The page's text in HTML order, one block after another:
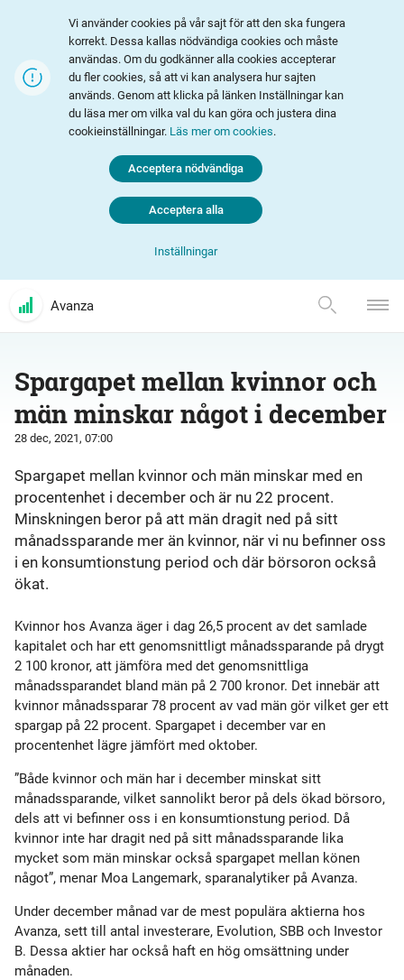
Vi använder cookies på vår sajt för att den ska fungera
korrekt. Dessa kallas nödvändiga cookies och måste
användas. Om du godkänner alla cookies accepterar
du fler cookies, så att vi kan analysera hur sajten
används. Genom att klicka på länken Inställningar kan
du läsa mer om vilka val du kan göra och justera dina
cookieinställningar. Läs mer om cookies.
Inställningar
Acceptera nödvändiga
Acceptera alla
Avanza
Spargapet mellan kvinnor och
män minskar något i december
28 dec, 2021, 07:00
Spargapet mellan kvinnor och män minskar med en
procentenhet i december och är nu 22 procent.
Minskningen beror på att män dragit ned på sitt
månadssparande mer än kvinnor, när vi nu befinner oss
i en konsumtionstung period och där börsoron också
ökat.
Kvinnor hos Avanza äger i dag 26,5 procent av det samlade
kapitalet och har ett genomsnittligt månadssparande på drygt
2 100 kronor, att jämföra med det genomsnittliga
månadssparandet bland män på 2 700 kronor. Det innebär att
kvinnor månadssparar 78 procent av vad män gör vilket ger ett
spargap på 22 procent. Spargapet i december var en
procentenhet lägre jämfört med oktober.
”Både kvinnor och män har i december minskat sitt
månadssparande, vilket sannolikt beror på dels ökad börsoro,
dels att vi befinner oss i en konsumtionstung period. Då
kvinnor inte har dragit ned på sitt månadssparande lika
mycket som män minskar också spargapet mellan könen
något”, menar Moa Langemark, sparanalytiker på Avanza.
Under december månad var de mest populära aktierna hos
Avanza, sett till antal investerare, Evolution, SBB och Investor
B. Dessa aktier har också haft en hög omsättning under
månaden.